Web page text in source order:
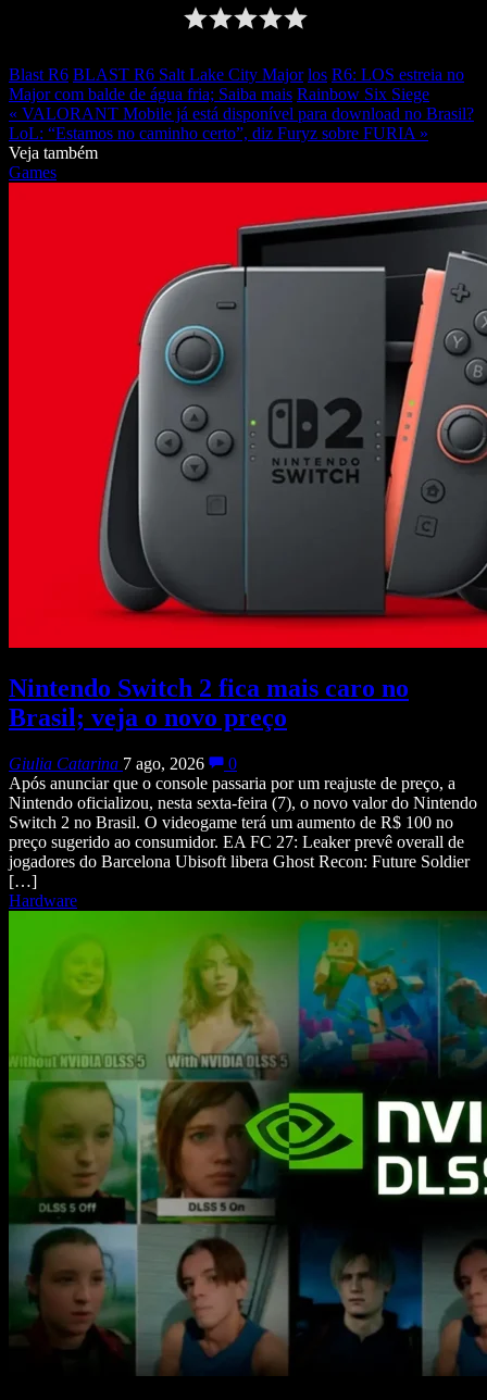
Blast R6 BLAST R6 Salt Lake City Major los R6: LOS estreia no
Major com balde de água fria; Saiba mais Rainbow Six Siege
« VALORANT Mobile já está disponível para download no Brasil?
LoL: “Estamos no caminho certo”, diz Furyz sobre FURIA »
Veja também
Games
Nintendo Switch 2 fica mais caro no
Brasil; veja o novo preço
Giulia Catarina 7 ago, 2026
0
Após anunciar que o console passaria por um reajuste de preço, a
Nintendo oficializou, nesta sexta-feira (7), o novo valor do Nintendo
Switch 2 no Brasil. O videogame terá um aumento de R$ 100 no
preço sugerido ao consumidor. EA FC 27: Leaker prevê overall de
jogadores do Barcelona Ubisoft libera Ghost Recon: Future Soldier
[…]
Hardware